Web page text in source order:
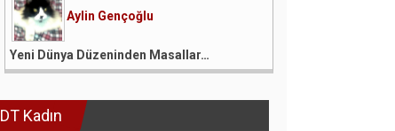
Aylin Gençoğlu
Yeni Dünya Düzeninden Masallar…
DT Kadın